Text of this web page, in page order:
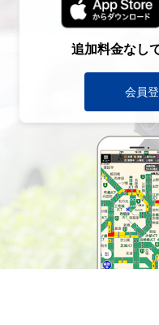
追加料金なし
会員